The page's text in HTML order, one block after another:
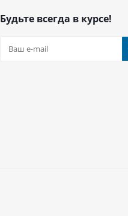
Будьте всегда в курсе!